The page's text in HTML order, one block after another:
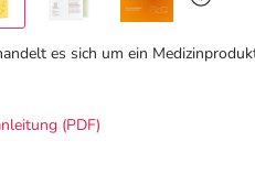
es sich um ein
(PDF)